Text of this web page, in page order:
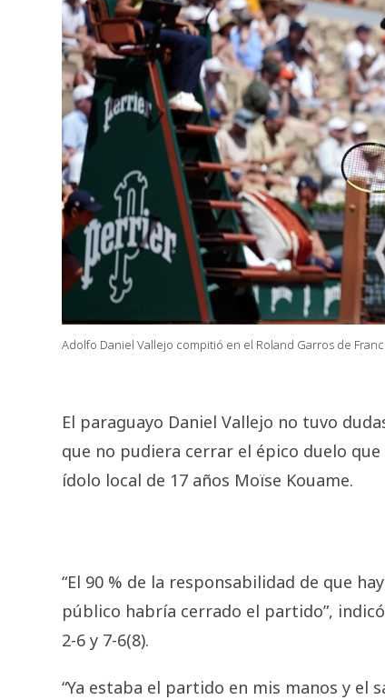
Adolfo Daniel Vallejo compitió en el Roland Garros de
El paraguayo Daniel Vallejo no tuvo
que no pudiera cerrar el épico duelo
ídolo local de 17 años Moïse Kouame.
“El 90 % de la responsabilidad de que
público habría cerrado el partido”,
2-6 y 7-6(8).
“Ya estaba el partido en mis manos y el